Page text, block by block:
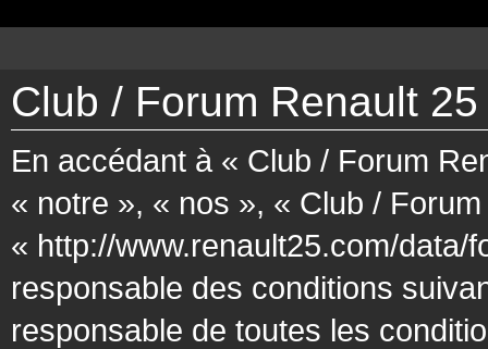
Club / Forum Renault
En accédant à « Club / Forum
« notre », « nos », « Club /
« http://www.renault25.com/data/
responsable des conditions
responsable de toutes les